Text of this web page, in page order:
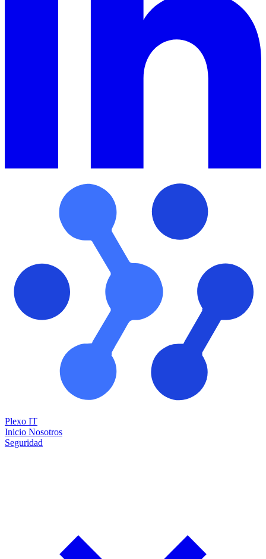
Plexo IT
Inicio Nosotros
Seguridad